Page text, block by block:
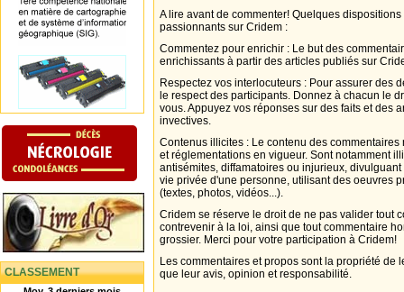
CLASSEMENT
A lire avant de commenter! Quelques
passionnants sur Cridem :
Commentez pour enrichir : Le but des
enrichissants à partir des articles publiés sur
Respectez vos interlocuteurs : Pour assurer des
le respect des participants. Donnez à chacun le
vous. Appuyez vos réponses sur des faits et des
invectives.
Contenus illicites : Le contenu des
et réglementations en vigueur. Sont notamment
antisémites, diffamatoires ou injurieux,
vie privée d'une personne, utilisant des oeuvres
(textes, photos, vidéos...).
Cridem se réserve le droit de ne pas valider tout
contrevenir à la loi, ainsi que tout commentaire
grossier. Merci pour votre participation à Cridem!
Les commentaires et propos sont la propriété de
que leur avis, opinion et responsabilité.